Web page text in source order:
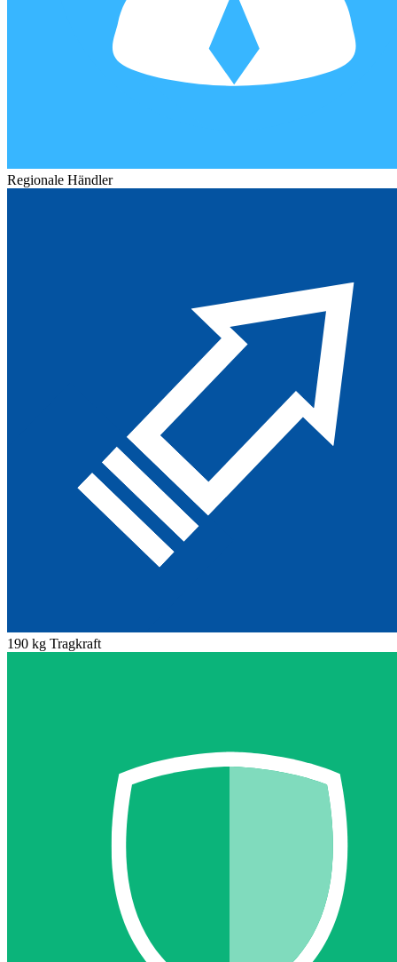
Regionale Händler
190 kg Tragkraft